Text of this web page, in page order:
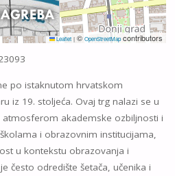
Leaflet |© OpenStreetMapcontributors
po istaknutom hrvatskom
iz 19. stoljeća. Ovaj trg nalazi se u
akademske ozbiljnosti i
i obrazovnim institucijama,
u kontekstu obrazovanja i
često odredište šetača, učenika i